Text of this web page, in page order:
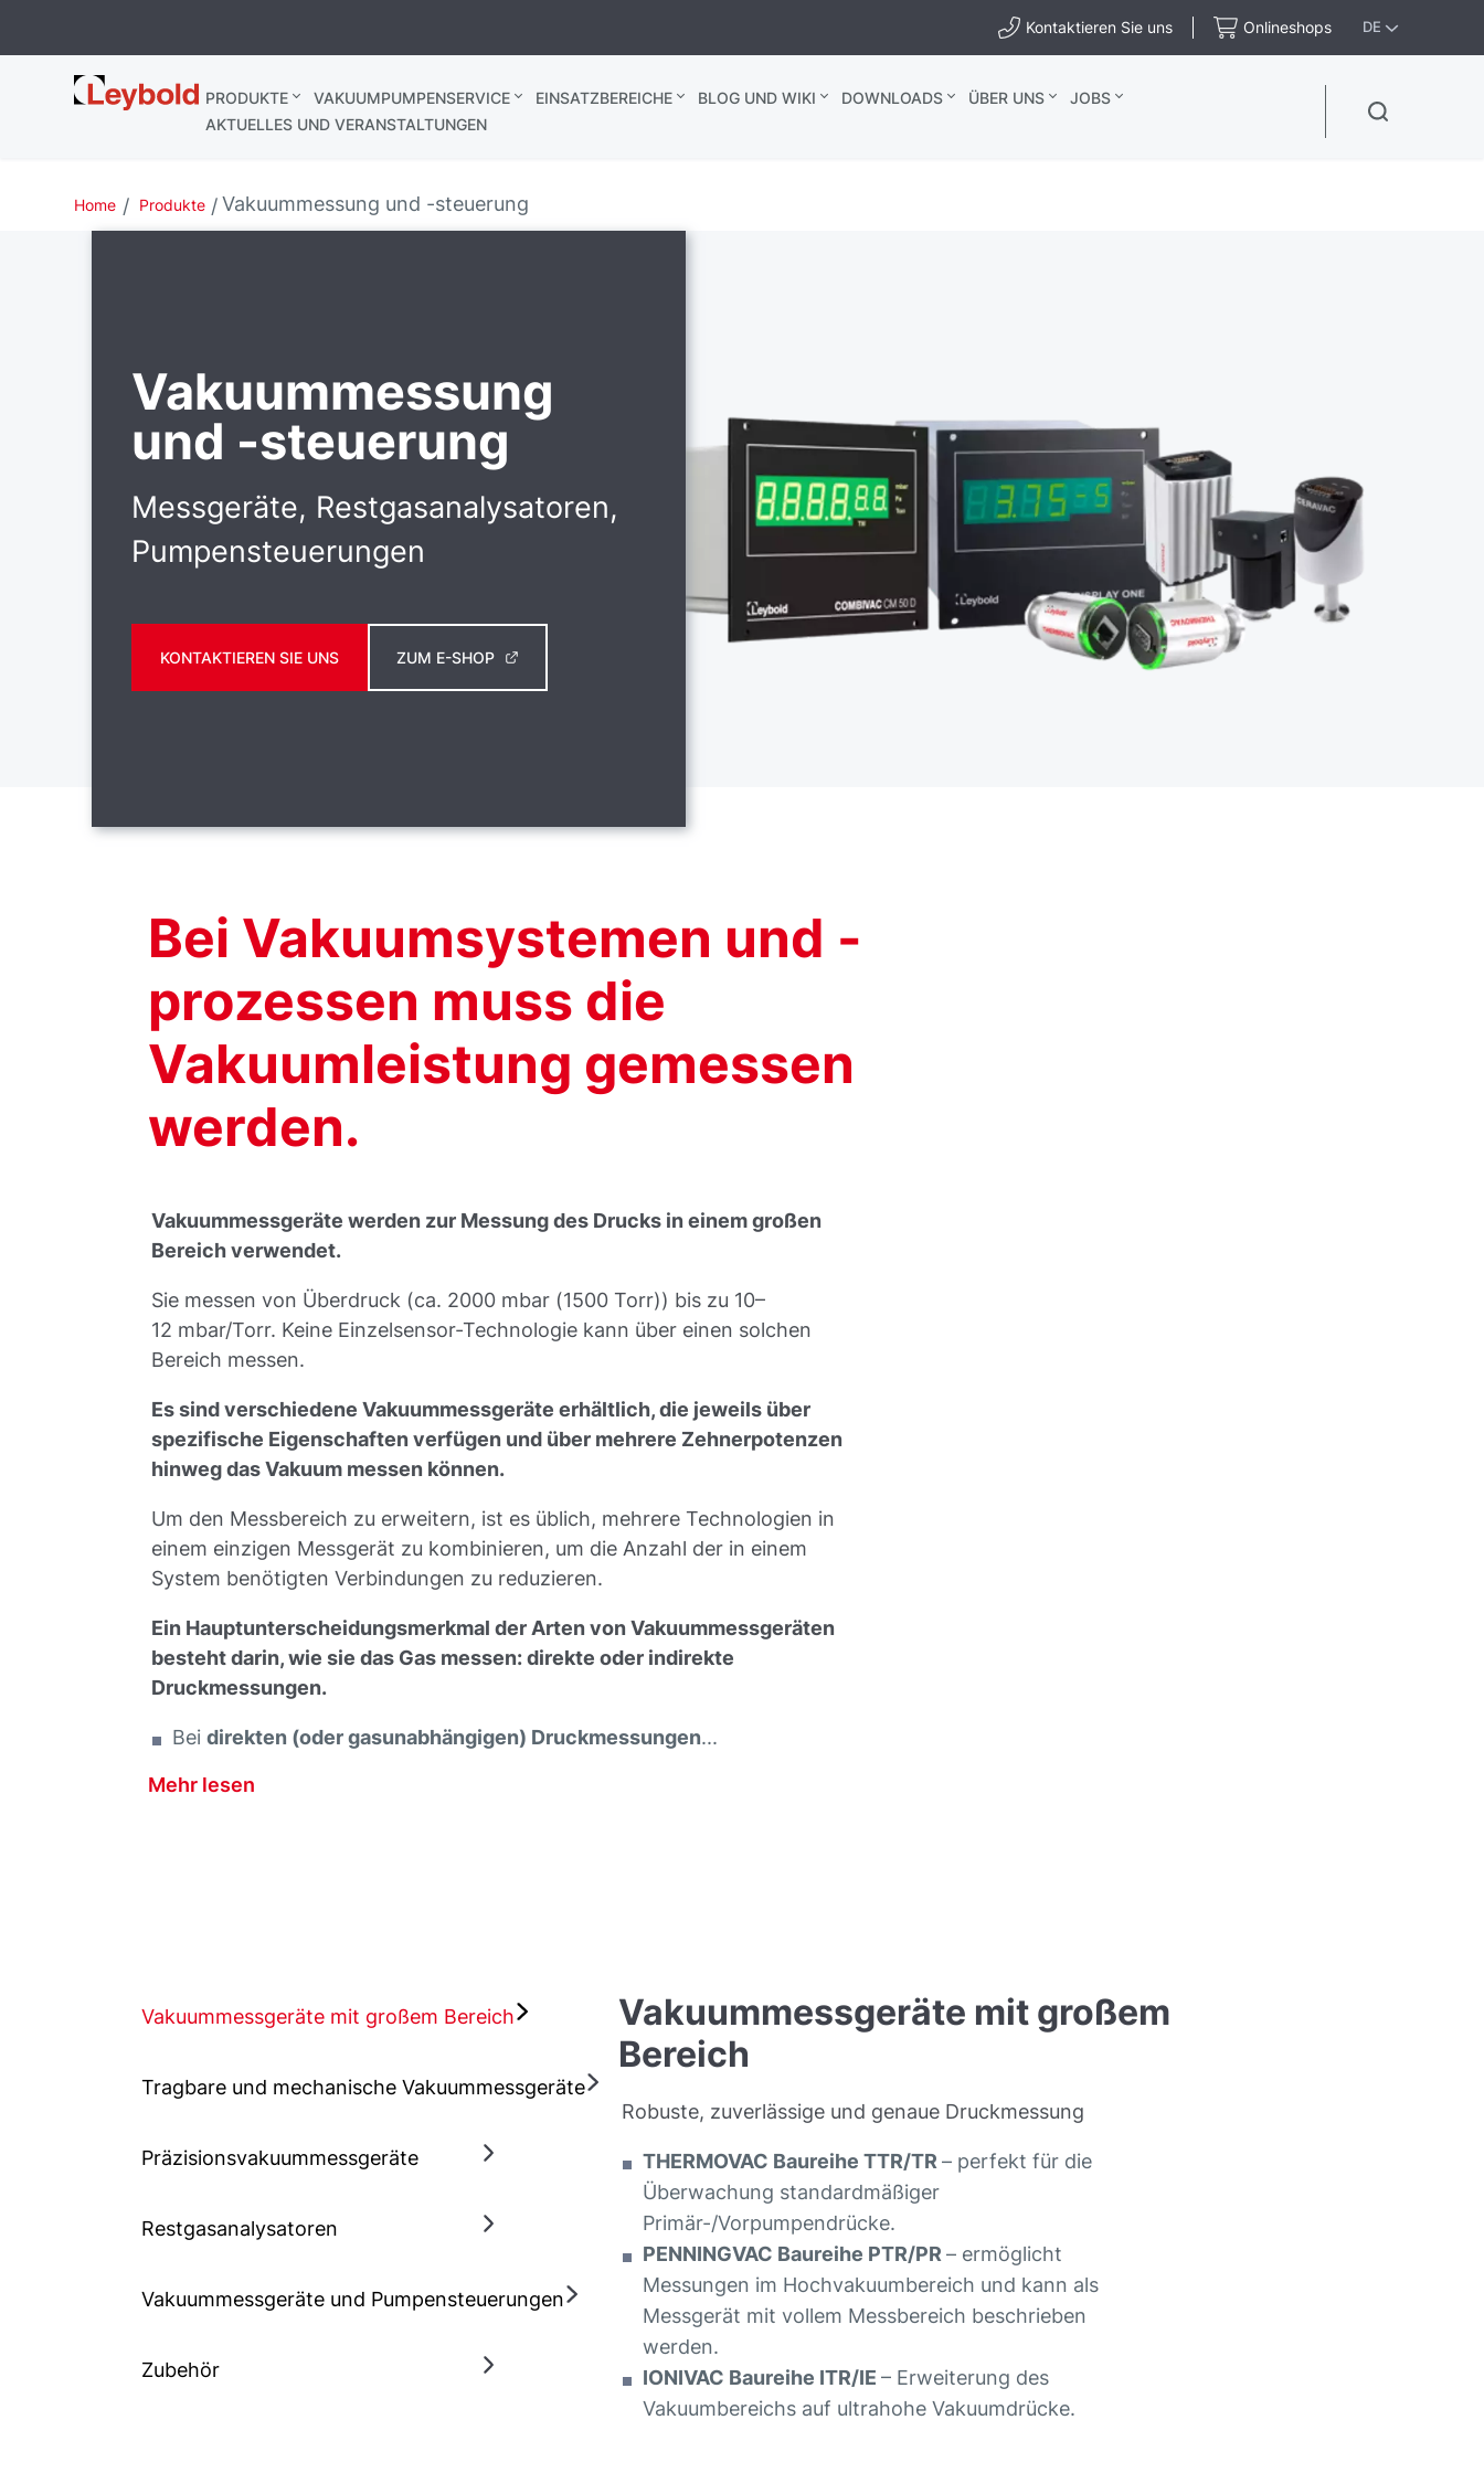
Kontaktieren Sie uns Onlineshops DE
Leybold PRODUKTE VAKUUMPUMPENSERVICE EINSATZBEREICHE BLOG UND WIKI DOWNLOADS ÜBER UNS
JOBS
AKTUELLES UND VERANSTALTUNGEN
Home Produkte Vakuummessung und -steuerung
Vakuummessung
und -steuerung
Messgeräte, Restgasanalysatoren,
Pumpensteuerungen
KONTAKTIEREN SIE UNS ZUM E-SHOP
Bei Vakuumsystemen und -
prozessen muss die
Vakuumleistung gemessen
werden.
Vakuummessgeräte werden zur Messung des Drucks in einem großen
Bereich verwendet.
Sie messen von Überdruck (ca. 2000 mbar (1500 Torr)) bis zu 10–
12 mbar/Torr. Keine Einzelsensor-Technologie kann über einen solchen
Bereich messen.
Es sind verschiedene Vakuummessgeräte erhältlich, die jeweils über
spezifische Eigenschaften verfügen und über mehrere Zehnerpotenzen
hinweg das Vakuum messen können.
Um den Messbereich zu erweitern, ist es üblich, mehrere Technologien in
einem einzigen Messgerät zu kombinieren, um die Anzahl der in einem
System benötigten Verbindungen zu reduzieren.
Ein Hauptunterscheidungsmerkmal der Arten von Vakuummessgeräten
besteht darin, wie sie das Gas messen: direkte oder indirekte
Druckmessungen.
Beidirekten (oder gasunabhängigen) Druckmessungen...
Mehr lesen
Vakuummessgeräte mit großem Bereich
Tragbare und mechanische Vakuummessgeräte
Präzisionsvakuummessgeräte
Restgasanalysatoren
Vakuummessgeräte und Pumpensteuerungen
Zubehör
Vakuummessgeräte mit großem
Bereich
Robuste, zuverlässige und genaue Druckmessung
THERMOVAC Baureihe TTR/TR– perfekt für die
Überwachung standardmäßiger
Primär-/Vorpumpendrücke.
PENNINGVAC Baureihe PTR/PR– ermöglicht
Messungen im Hochvakuumbereich und kann als
Messgerät mit vollem Messbereich beschrieben
werden.
IONIVAC Baureihe ITR/IE– Erweiterung des
Vakuumbereichs auf ultrahohe Vakuumdrücke.